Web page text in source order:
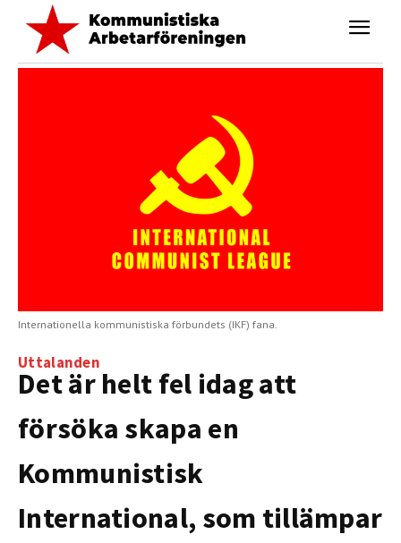
Internationella kommunistiska förbundets (IKF) fana.
Uttalanden
Det är helt fel idag att
försöka skapa en
Kommunistisk
International, som tillämpar